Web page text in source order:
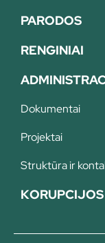
PARODOS
RENGINIAI
Dokumentai
Projektai
Struktūra ir